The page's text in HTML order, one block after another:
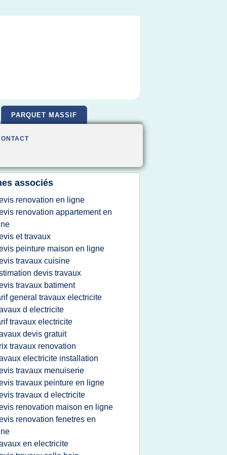
PARQUET MASSIF
associés
renovation en ligne
renovation appartement en
et travaux
peinture maison en ligne
travaux cuisine
devis travaux
travaux batiment
general travaux electricite
d electricite
travaux electricite
devis gratuit
travaux renovation
electricite installation
travaux menuiserie
travaux peinture en ligne
travaux d electricite
renovation maison en ligne
renovation fenetres en
en electricite